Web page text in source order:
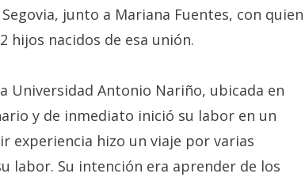
junto a Mariana Fuentes, con quien
hijos nacidos de esa unión.
Universidad Antonio Nariño, ubicada en
y de inmediato inició su labor en un
experiencia hizo un viaje por varias
labor. Su intención era aprender de los